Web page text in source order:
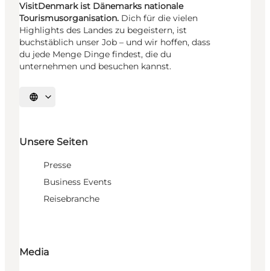
VisitDenmark ist Dänemarks nationale
Tourismusorganisation. Dich für die vielen
Highlights des Landes zu begeistern, ist
buchstäblich unser Job – und wir hoffen, dass
du jede Menge Dinge findest, die du
unternehmen und besuchen kannst.
Sprache auswählen
Unsere Seiten
Presse
Business Events
Reisebranche
Media